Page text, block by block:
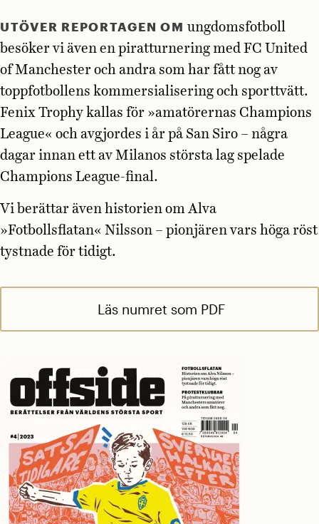
UTÖVER REPORTAGEN OM ungdomsfotboll
besöker vi även en piratturnering med FC United
of Manchester och andra som har fått nog av
toppfotbollens kommersialisering och sporttvätt.
Fenix Trophy kallas för »amatörernas Champions
League« och avgjordes i år på San Siro – några
dagar innan ett av Milanos största lag spelade
Champions League-final.
Vi berättar även historien om Alva
»Fotbollsflatan« Nilsson – pionjären vars höga röst
tystnade för tidigt.
Läs numret som PDF